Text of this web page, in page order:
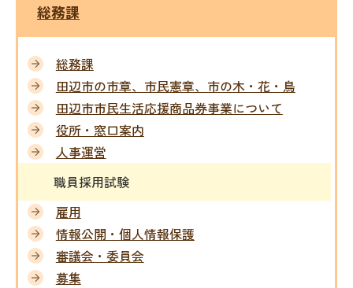
総務課
総務課
田辺市の市章、市民憲章、市の木・花・鳥
田辺市市民生活応援商品券事業について
役所・窓口案内
人事運営
職員採用試験
雇用
情報公開・個人情報保護
審議会・委員会
募集